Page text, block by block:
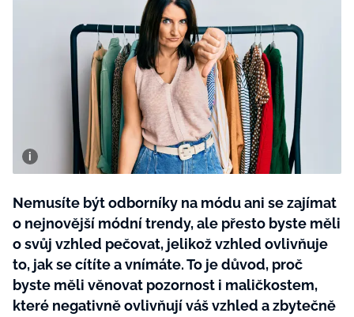
Životní styl
Všechny kategorie
Testy a kvízy
BYDLENÍ
Všechny kategorie
Rady a tipy
BurdaMedia
Extra
SVĚT ŽENY - 599 KČ
ROČNÍ PŘEDPLATNÉ SVĚT ŽENY +
Nemusíte být odborníky na módu ani se zajímat
o nejnovější módní trendy, ale přesto byste měli
o svůj vzhled pečovat, jelikož vzhled ovlivňuje
to, jak se cítíte a vnímáte. To je důvod, proč
byste měli věnovat pozornost i maličkostem,
které negativně ovlivňují váš vzhled a zbytečně